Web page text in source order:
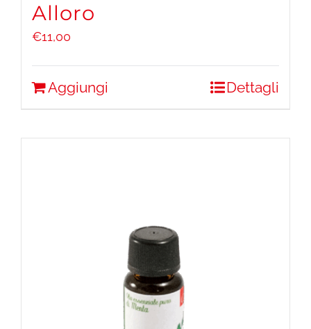
Alloro
€11,00
Aggiungi Dettagli